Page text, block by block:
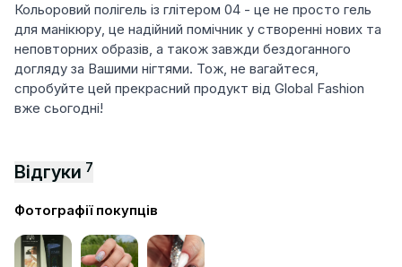
Кольоровий полігель із глітером 04 - це не просто гель
для манікюру, це надійний помічник у створенні нових та
неповторних образів, а також завжди бездоганного
догляду за Вашими нігтями. Тож, не вагайтеся,
спробуйте цей прекрасний продукт від Global Fashion
вже сьогодні!
Відгуки 7
Фотографії покупців